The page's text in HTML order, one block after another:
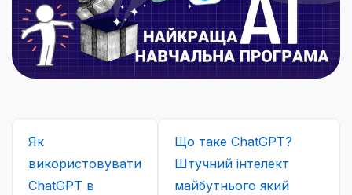
Як
використовувати
ChatGPT в
Що таке ChatGPT?
Штучний інтелект
майбутнього який